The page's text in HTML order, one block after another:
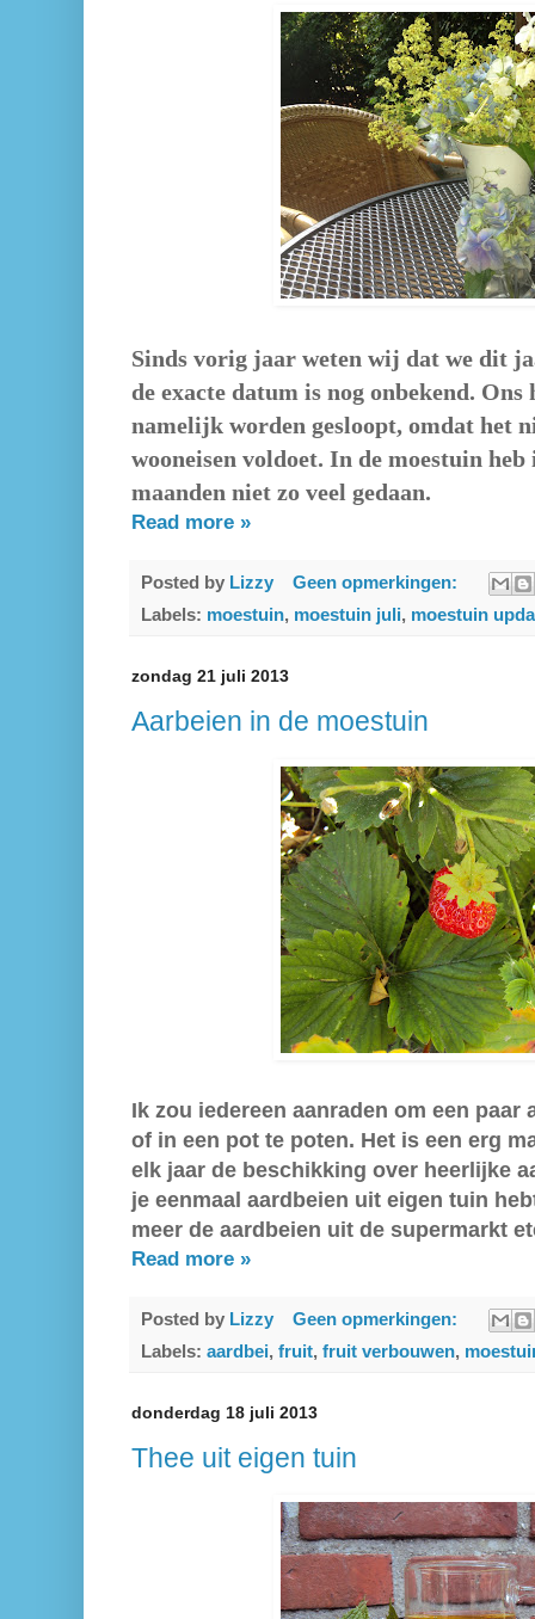
Sinds vorig jaar weten wij dat we dit
de exacte datum is nog onbekend.
namelijk worden gesloopt, omdat het
wooneisen voldoet. In de moestuin
maanden niet zo veel gedaan.
Read more »
Posted by Lizzy
Geen opmerkingen:
Labels: moestuin, moestuin juli, moestuin
zondag 21 juli 2013
Aarbeien in de moestuin
Ik zou iedereen aanraden om een
of in een pot te poten. Het is een erg
elk jaar de beschikking over heerlijke
je eenmaal aardbeien uit eigen tuin
meer de aardbeien uit de supermarkt
Read more »
Posted by Lizzy
Geen opmerkingen:
Labels: aardbei, fruit, fruit verbouwen,
donderdag 18 juli 2013
Thee uit eigen tuin